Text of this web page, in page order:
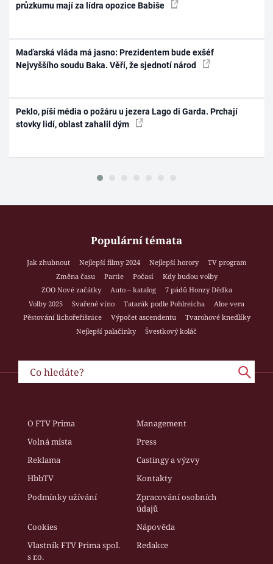
průzkumu mají za lídra opozice Babiše
Maďarská vláda má jasno: Prezidentem bude exšéf
Nejvyššího soudu Baka. Věří, že sjednotí národ
Peklo, píší média o požáru u jezera Lago di Garda. Prchají
stovky lidí, oblast zahalil dým
Populární témata
Jak zhubnout Nejlepší filmy 2024 Nejlepší horory
TV program
Změna času
Partie Počasí
Kdy budou volby
ZOO Nové začátky
Auto – katalog
7 pádů Honzy Dědka
Volby 2025
Svařené víno Tatarák podle Pohlreicha
Aloe vera
Pěstování lichořeřišnice
Výpočet ascendentu
Tvarohové knedlíky
Nejlepší palačinky
Švestkový koláč
O FTV Prima
Management
Volná místa
Press
Reklama
Castingy a výzvy
HbbTV
Kontakty
Podmínky užívání
Zpracování osobních
údajů
Cookies
Nápověda
Vlastník FTV Prima spol.
s r.o.
Redakce